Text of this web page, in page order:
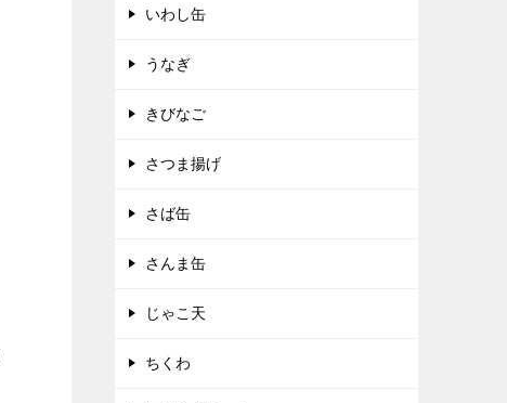
いわし缶
うなぎ
きびなご
さつま揚げ
さば缶
さんま缶
じゃこ天
ちくわ